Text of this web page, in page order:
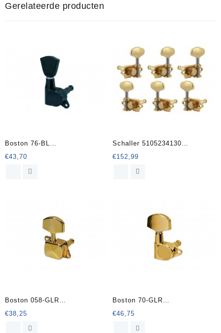
Gerelateerde producten
Boston 76-BL
stemmechanieken voor gitaar
€43,70
Schaller 5105234130
GrandTune Single machine
heads 3L3R Butterbean
€152,99
Boston 058-GLR
stemmechanieken voor gitaar
€38,25
Boston 70-GLR
stemmechanieken voor gitaar
€46,75